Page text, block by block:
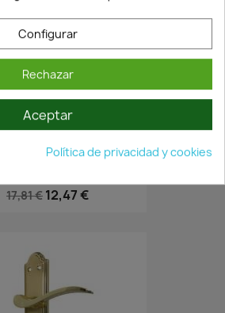
En Stock·Envío 24/48h
17,81 € 12,47 €
Configurar
Rechazar
Aceptar
Política de privacidad y cookies